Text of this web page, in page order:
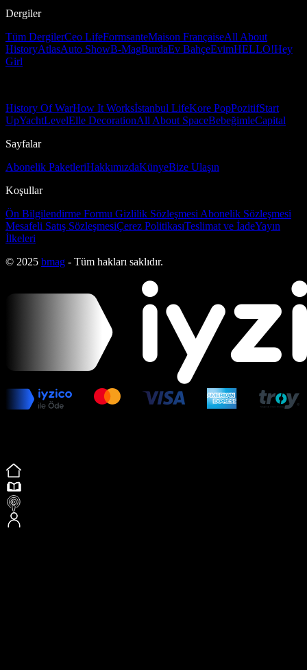
Dergiler
Tüm DergilerCeo LifeFormsanteMaison FrançaiseAll About
HistoryAtlasAuto ShowB-MagBurdaEv BahçeEvimHELLO!Hey
Girl
History Of WarHow It Worksİstanbul LifeKore PopPozitifStart
UpYachtLevelElle DecorationAll About SpaceBebeğimleCapital
Sayfalar
Abonelik PaketleriHakkımızdaKünyeBize Ulaşın
Koşullar
Ön Bilgilendirme Formu Gizlilik Sözleşmesi Abonelik Sözleşmesi
Mesafeli Satış SözleşmesiÇerez PolitikasıTeslimat ve İadeYayın
İlkeleri
© 2025 bmag - Tüm hakları saklıdır.